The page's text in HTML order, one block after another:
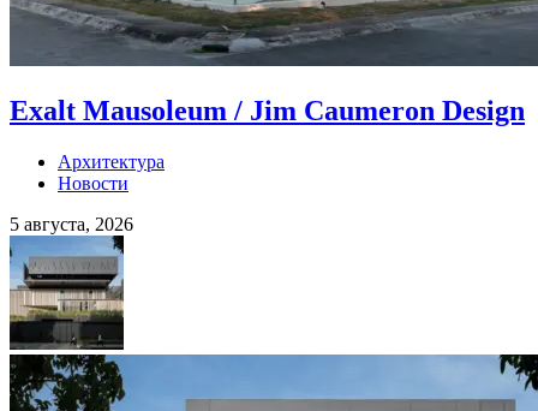
Exalt Mausoleum / Jim Caumeron Design
Архитектура
Новости
5 августа, 2026